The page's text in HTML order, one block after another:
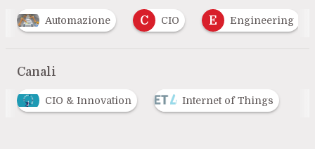
C CIO E Engineering F Formazione
Canali
CIO & Innovation Internet of Things